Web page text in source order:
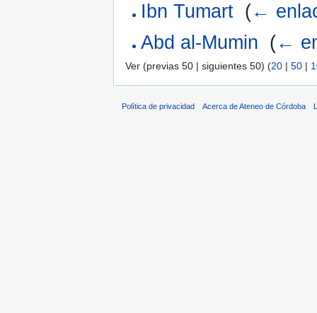
Ibn Tumart (←
Abd al-Mumin (←
Ver (previas 50 | siguientes 50) (20 | 50 |
Política de privacidad Acerca de Ateneo de Córdoba